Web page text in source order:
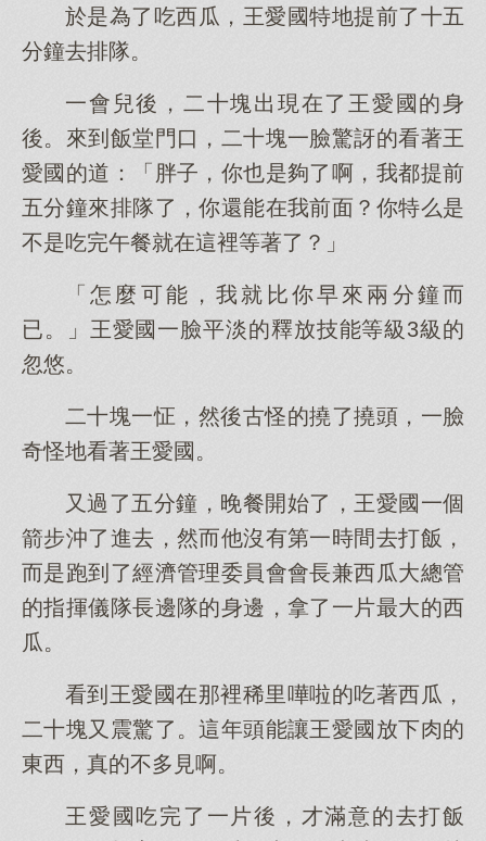
於是為了吃西瓜，王愛國特地提前了十五
分鐘去排隊。
一會兒後，二十塊出現在了王愛國的身
後。來到飯堂門口，二十塊一臉驚訝的看著王
愛國的道：「胖子，你也是夠了啊，我都提前
五分鐘來排隊了，你還能在我前面？你特么是
不是吃完午餐就在這裡等著了？」
「怎麼可能，我就比你早來兩分鐘而
已。」王愛國一臉平淡的釋放技能等級3級的
忽悠。
二十塊一怔，然後古怪的撓了撓頭，一臉
奇怪地看著王愛國。
又過了五分鐘，晚餐開始了，王愛國一個
箭步沖了進去，然而他沒有第一時間去打飯，
而是跑到了經濟管理委員會會長兼西瓜大總管
的指揮儀隊長邊隊的身邊，拿了一片最大的西
瓜。
看到王愛國在那裡稀里嘩啦的吃著西瓜，
二十塊又震驚了。這年頭能讓王愛國放下肉的
東西，真的不多見啊。
王愛國吃完了一片後，才滿意的去打飯